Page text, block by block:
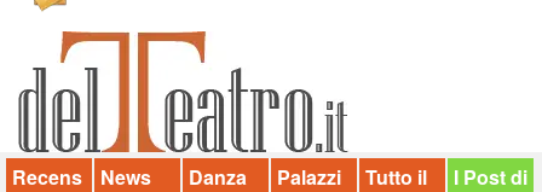
Chi siamo
Contatti
dT in English
Recens
News Danza
Palazzi
Tutto il
I Post di